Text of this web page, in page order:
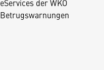
eServices der WKO
Betrugswarnungen